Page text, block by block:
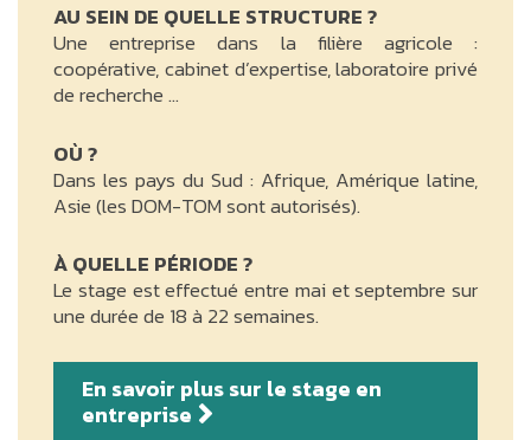
AU SEIN DE QUELLE STRUCTURE ?
Une entreprise dans la filière agricole :
coopérative, cabinet d’expertise, laboratoire privé
de recherche …
OÙ ?
Dans les pays du Sud : Afrique, Amérique latine,
Asie (les DOM-TOM sont autorisés).
À QUELLE PÉRIODE ?
Le stage est effectué entre mai et septembre sur
une durée de 18 à 22 semaines.
En savoir plus sur le stage en
entreprise